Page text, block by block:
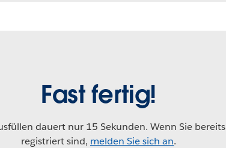
Fast fertig!
dauert nur 15 Sekunden. Wenn Sie bereits
registriert sind, melden Sie sich an.